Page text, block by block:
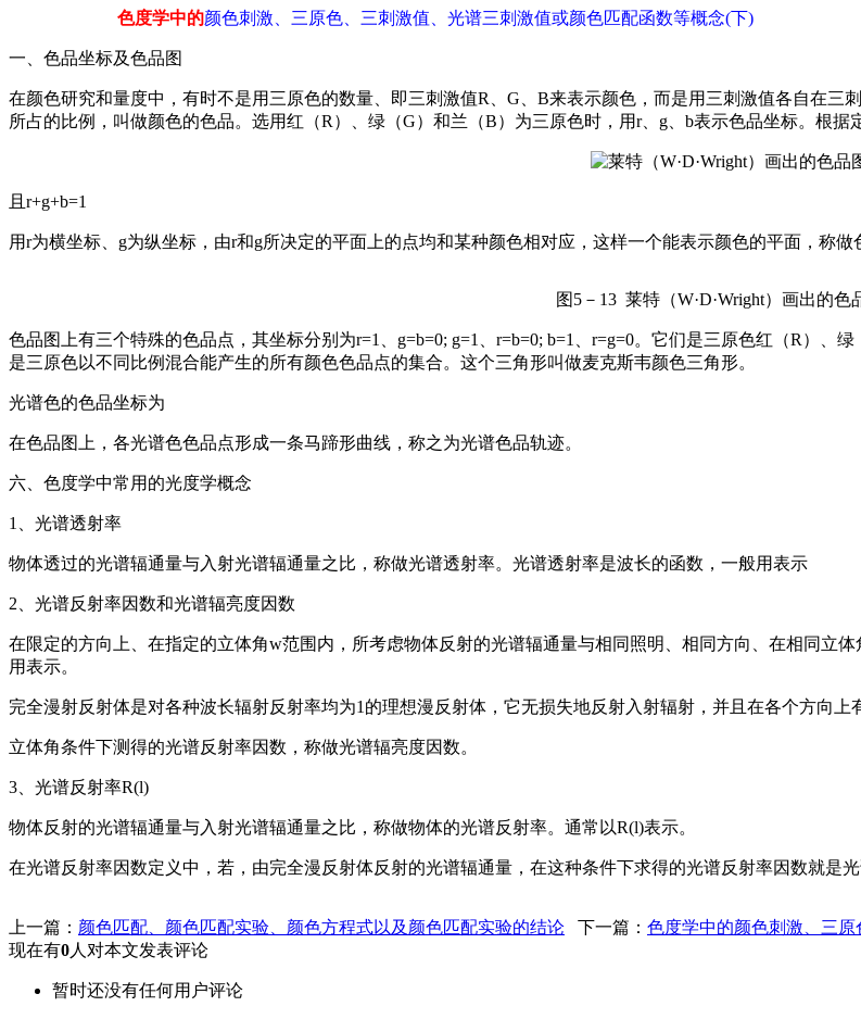
色度学中的颜色刺激、三原色、三刺激值、光谱三刺激值或颜色匹配函数等概念(下)
一、色品坐标及色品图
在颜色研究和量度中，有时不是用三原色的数量、即三刺激值R、G、B来表示颜色，而是用三刺激值各自在三
所占的比例，叫做颜色的色品。选用红（R）、绿（G）和兰（B）为三原色时，用r、g、b表示色品坐标。根据
且r+g+b=1
用r为横坐标、g为纵坐标，由r和g所决定的平面上的点均和某种颜色相对应，这样一个能表示颜色的平面，称做
图5－13 莱特（W·D·Wright）画出的色
色品图上有三个特殊的色品点，其坐标分别为r=1、g=b=0; g=1、r=b=0; b=1、r=g=0。它们是三原色红（R）
是三原色以不同比例混合能产生的所有颜色色品点的集合。这个三角形叫做麦克斯韦颜色三角形。
光谱色的色品坐标为
在色品图上，各光谱色色品点形成一条马蹄形曲线，称之为光谱色品轨迹。
六、色度学中常用的光度学概念
1、光谱透射率
物体透过的光谱辐通量与入射光谱辐通量之比，称做光谱透射率。光谱透射率是波长的函数，一般用表示
2、光谱反射率因数和光谱辐亮度因数
在限定的方向上、在指定的立体角w范围内，所考虑物体反射的光谱辐通量与相同照明、相同方向、在相同立
用表示。
完全漫射反射体是对各种波长辐射反射率均为1的理想漫反射体，它无损失地反射入射辐射，并且在各个方向上
立体角条件下测得的光谱反射率因数，称做光谱辐亮度因数。
3、光谱反射率R(l)
物体反射的光谱辐通量与入射光谱辐通量之比，称做物体的光谱反射率。通常以R(l)表示。
在光谱反射率因数定义中，若，由完全漫反射体反射的光谱辐通量，在这种条件下求得的光谱反射率因数就是光
上一篇： 颜色匹配、颜色匹配实验、颜色方程式以及颜色匹配实验的结论 下一篇： 色度学中的颜色刺激、三
现在有0人对本文发表评论
暂时还没有任何用户评论